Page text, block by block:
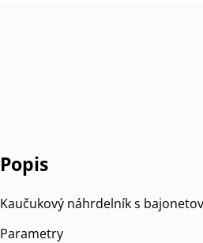
Popis
Kaučukový náhrdelník s
Parametry